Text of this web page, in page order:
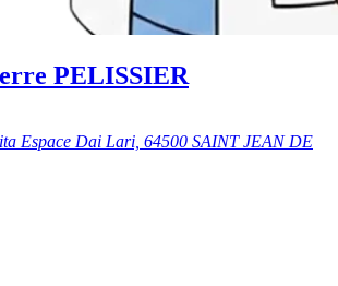
PELISSIER
Espace Dai Lari, 64500 SAINT JEAN DE